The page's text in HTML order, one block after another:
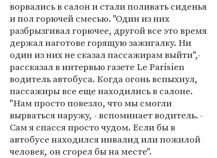
ворвались в салон и стали поливать сиденья
и пол горючей смесью. "Один из них
разбрызгивал горючее, другой все это время
держал наготове горящую зажигалку. Ни
один из них не сказал пассажирам выйти",-
рассказал в интервью газете Le Parisien
водитель автобуса. Когда огонь вспыхнул,
пассажиры все еще находились в салоне.
"Нам просто повезло, что мы смогли
вырваться наружу, - вспоминает водитель. -
Сам я спасся просто чудом. Если бы в
автобусе находился инвалид или пожилой
человек, он сгорел бы на месте".